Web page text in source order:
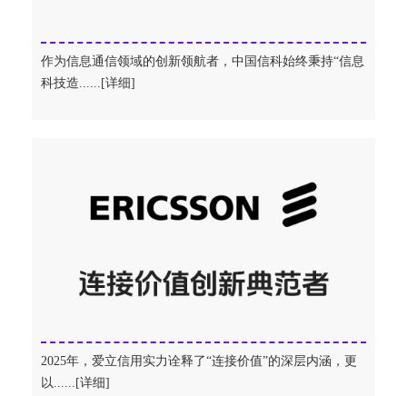
作为信息通信领域的创新领航者，中国信科始终秉持“信息
科技造......[详细]
2025年，爱立信用实力诠释了“连接价值”的深层内涵，更
以......[详细]